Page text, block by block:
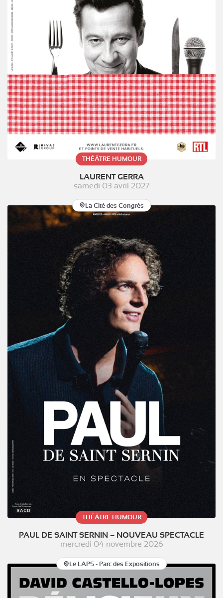
THÉÂTRE HUMOUR
LAURENT GERRA
samedi 03 avril 2027
La Cité des Congrès
THÉÂTRE HUMOUR
PAUL DE SAINT SERNIN – NOUVEAU SPECTACLE
mercredi 04 novembre 2026
Le LAPS - Parc des Expositions